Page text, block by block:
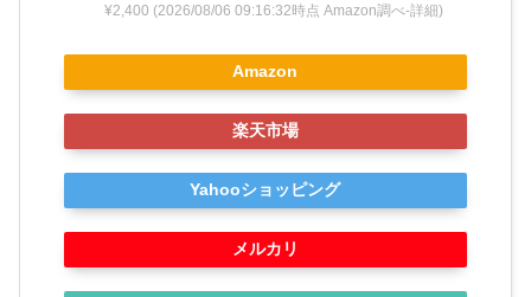
¥2,400 (2026/08/06 09:16:32時点 Amazon調べ-詳細)
Amazon
楽天市場
Yahooショッピング
メルカリ